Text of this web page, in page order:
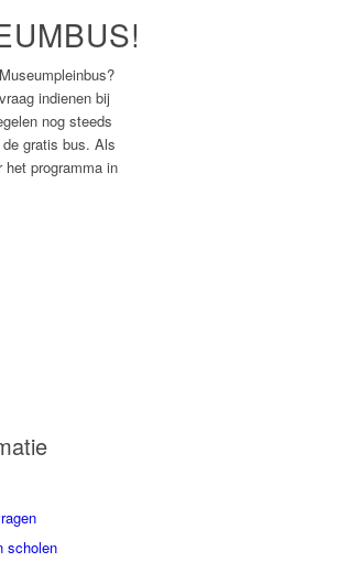
indienen bij
nog steeds
gratis bus. Als
programma in
scholen